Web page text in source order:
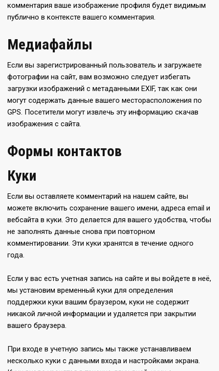
комментария ваше изображение профиля будет видимым
публично в контексте вашего комментария.
Медиафайлы
Если вы зарегистрированный пользователь и загружаете
фотографии на сайт, вам возможно следует избегать
загрузки изображений с метаданными EXIF, так как они
могут содержать данные вашего месторасположения по
GPS. Посетители могут извлечь эту информацию скачав
изображения с сайта.
Формы контактов
Куки
Если вы оставляете комментарий на нашем сайте, вы
можете включить сохранение вашего имени, адреса email и
вебсайта в куки. Это делается для вашего удобства, чтобы
не заполнять данные снова при повторном
комментировании. Эти куки хранятся в течение одного
года.
Если у вас есть учетная запись на сайте и вы войдете в неё,
мы установим временный куки для определения
поддержки куки вашим браузером, куки не содержит
никакой личной информации и удаляется при закрытии
вашего браузера.
При входе в учетную запись мы также устанавливаем
несколько куки с данными входа и настройками экрана.